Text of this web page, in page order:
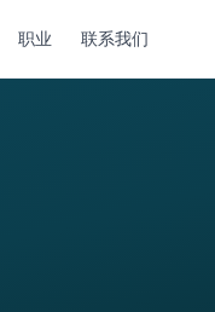
职业 联系我们